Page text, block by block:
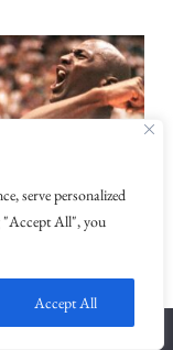
serve personalized
"Accept All", you
Accept All